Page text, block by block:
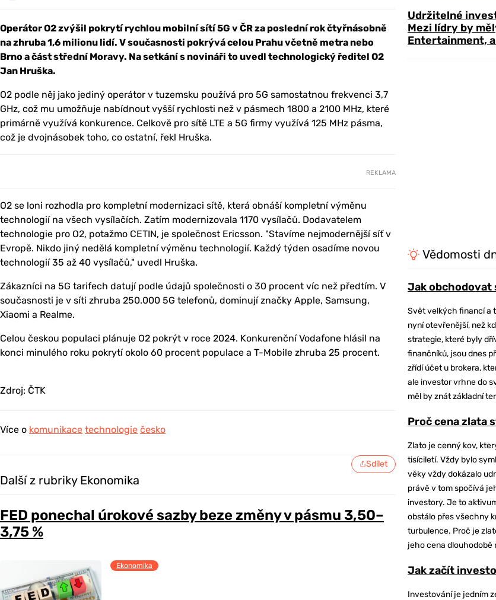
Operátor O2 zvýšil pokrytí rychlou mobilní sítí 5G v ČR za poslední rok čtyřnásobně
na zhruba 1,6 milionu lidí. V současnosti pokrývá celou Prahu včetně metra nebo
Brno a část střední Moravy. Na setkání s novináři to uvedl technologický ředitel O2
Jan Hruška.
O2 podle něj jako jediný operátor v tuzemsku používá pro 5G samostatnou frekvenci 3,7
GHz, což mu umožňuje nabídnout vyšší rychlosti než v pásmech 1800 a 2100 MHz, které
primárně využívá konkurence. Celkově pro sítě LTE a 5G firmy využívá 125 MHz pásma,
což je dvojnásobek toho, co ostatní, řekl Hruška.
REKLAMA
O2 se loni rozhodla pro kompletní modernizaci sítě, která obnáší kompletní výměnu
technologií na všech vysílačích. Zatím modernizovala 1170 vysílačů. Dodavatelem
technologie pro O2, potažmo CETIN, je společnost Ericsson. "Stavíme nejmodernější síť v
Evropě. Nikdo jiný nedělá kompletní výměnu technologií. Každý týden osadíme novou
technologií 35 až 40 vysílačů," uvedl Hruška.
Zákazníci na 5G tarifech datují podle údajů společnosti o 30 procent víc než předtím. V
současnosti je v síti zhruba 250.000 5G telefonů, dominují značky Apple, Samsung,
Xiaomi a Realme.
Celou českou populaci plánuje O2 pokrýt v roce 2024. Konkurenční Vodafone hlásil na
konci minulého roku pokrytí okolo 60 procent populace a T-Mobile zhruba 25 procent.
Zdroj: ČTK
Více o komunikace technologie česko
Sdílet
Další z rubriky Ekonomika
FED ponechal úrokové sazby beze změny v pásmu 3,50–
3,75 %
Ekonomika
Udržitelné
Mezi lídry by
Entertainment,
Vědomosti
Jak obchodovat
Svět velkých financí a
nyní otevřenější, než
strategie, které byly
finančníků, jsou dnes
zřídí účet u brokera,
ale investor vrhne do
měl by znát základní
Proč cena zlata
Zlato je cenný kov,
tisíciletí. Vždy bylo
věky vždy dokázalo
právě v tom spočívá
investory. Je to
obstálo přes všechny
turbulence. Proč je
jeho cena dlouhodobě
Jak začít
Investování je jedním